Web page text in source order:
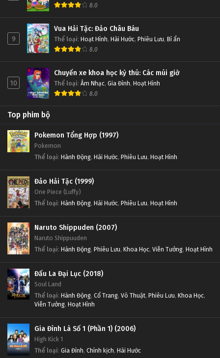
8.0
9
Vua Hải Tặc: Đảo Châu Báu
Thể loại: Hoạt Hình, Hài Hước, Phiêu Lưu, Bí ẩn
8.0
10
Chuyến xe khoa học kỳ thú: Các múi giờ
Thể loại: Âm Nhạc, Gia Đình, Hoạt Hình
8.0
Top phim bộ
Pokemon Tổng Hợp (1997)
Pokemon
Thể loại: Hành Động, Hài Hước, Phiêu Lưu, Hoạt Hình
Đảo Hải Tặc (1999)
One Piece (Luffy)
Thể loại: Hành Động, Hài Hước, Phiêu Lưu, Hoạt Hình
Naruto Shippuden (2007)
Naruto Shippuuden
Thể loại: Hành Động, Phiêu Lưu, Khoa Học, Viễn Tưởng, Hoạt Hình
Đấu La Đại Lục (2018)
Soul Land
Thể loại: Hành Động, Cổ Trang, Võ Thuật, Phiêu Lưu, Khoa Học,
Viễn Tưởng, Hoạt Hình
Gia Đình Là Số 1 (Phần 1) (2006)
High Kick 1
Thể loại: Gia Đình, Chính kịch, Hài Hước